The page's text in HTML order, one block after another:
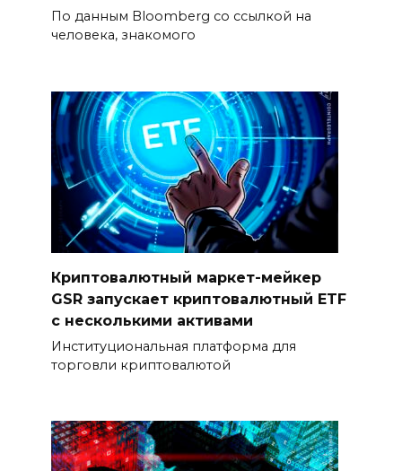
По данным Bloomberg со ссылкой на
человека, знакомого
Криптовалютный маркет-мейкер
GSR запускает криптовалютный ETF
с несколькими активами
Институциональная платформа для
торговли криптовалютой